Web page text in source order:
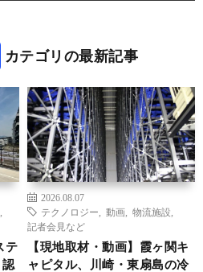
カテゴリの最新記事
テ
2026.08.07
テクノロジー
動画 物流施設
記者会見など
【現地取材・動画】霞ヶ関キ
ャピタル、川崎・東扇島の冷